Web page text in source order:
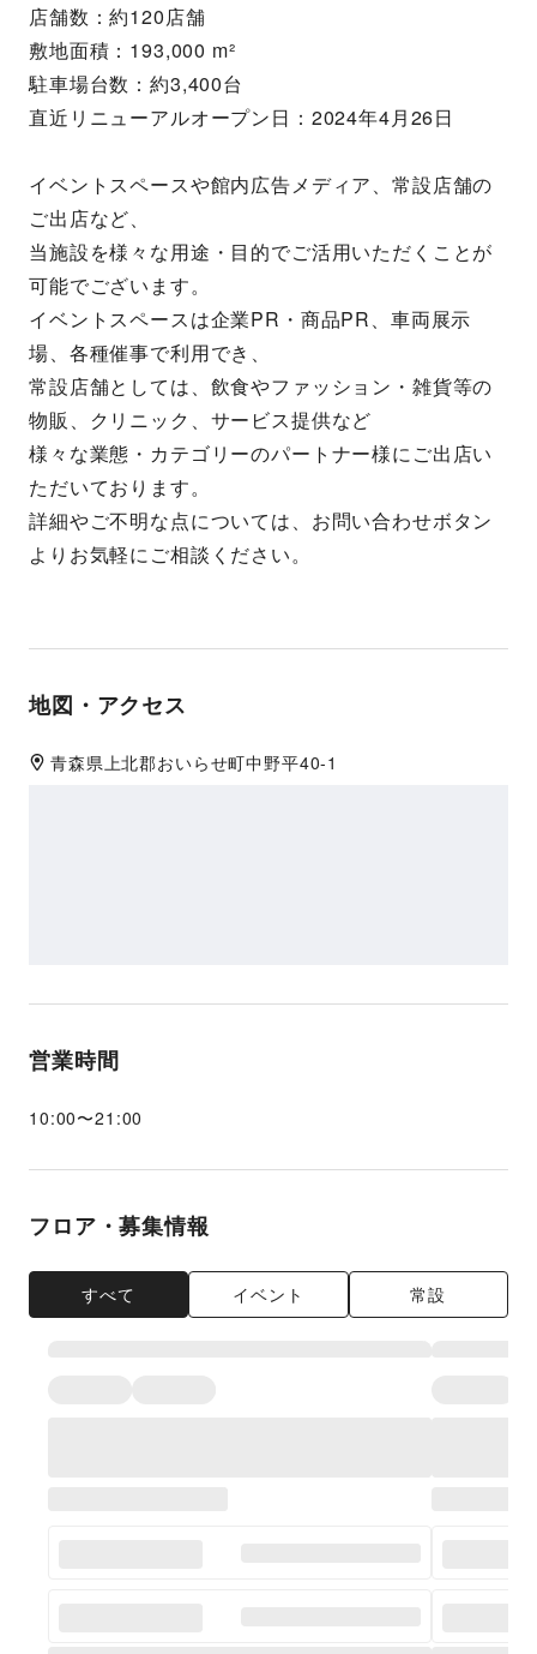
店舗数：約120店舗
敷地面積：193,000 m²
駐車場台数：約3,400台
直近リニューアルオープン日：2024年4月26日
イベントスペースや館内広告メディア、常設店舗の
ご出店など、
当施設を様々な用途・目的でご活用いただくことが
可能でございます。
イベントスペースは企業PR・商品PR、車両展示
場、各種催事で利用でき、
常設店舗としては、飲食やファッション・雑貨等の
物販、クリニック、サービス提供など
様々な業態・カテゴリーのパートナー様にご出店い
ただいております。
詳細やご不明な点については、お問い合わせボタン
よりお気軽にご相談ください。
地図・アクセス
青森県 上北郡おいらせ町中野平40-1
営業時間
10:00〜21:00
フロア・募集情報
すべて イベント 常設